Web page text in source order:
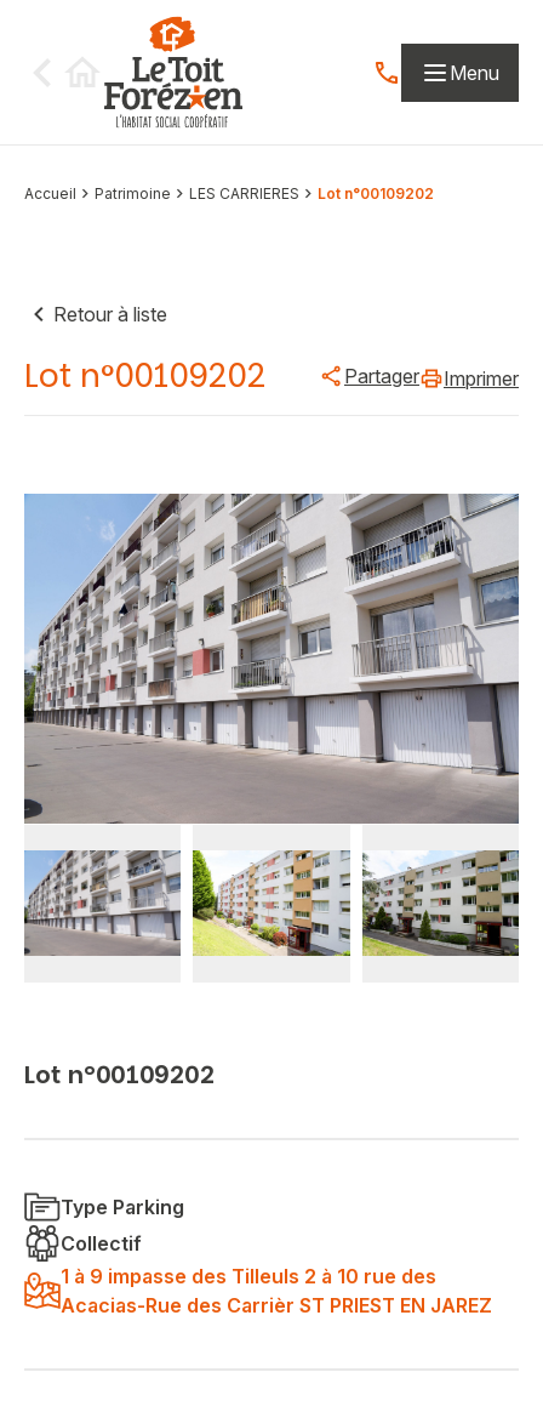
Contactez-nous
Menu
Accueil Patrimoine LES CARRIERES Lot n°00109202
Retour à liste
Lot n°00109202 Partager Imprimer
Lot n°00109202
Type Parking
Collectif
1 à 9 impasse des Tilleuls 2 à 10 rue des
Acacias-Rue des Carrièr ST PRIEST EN JAREZ